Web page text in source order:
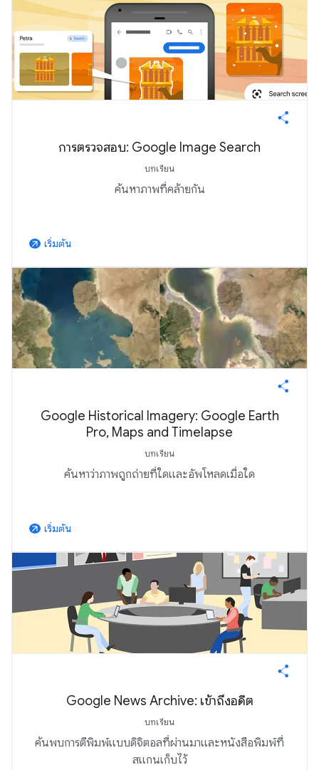
การตรวจสอบ: Google Image Search
บทเรียน
ค้นหาภาพที่คล้ายกัน
arrow_outward เริ่มต้น
Google Historical Imagery: Google Earth
Pro, Maps and Timelapse
บทเรียน
ค้นหาว่าภาพถูกถ่ายที่ใดและอัพโหลดเมื่อใด
arrow_outward เริ่มต้น
Google News Archive: เข้าถึงอดีต
บทเรียน
ค้นพบการตีพิมพ์แบบดิจิตอลที่ผ่านมาและหนังสือพิมพ์ที่
สแกนเก็บไว้